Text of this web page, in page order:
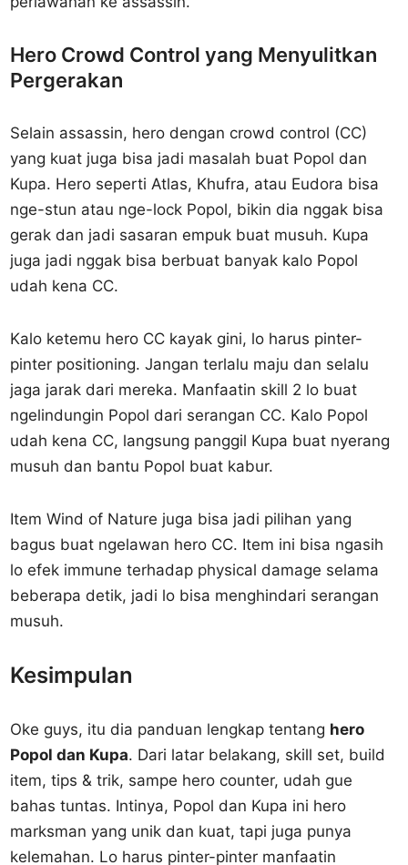
Hero Crowd Control yang Menyulitkan
Pergerakan
Selain assassin, hero dengan crowd control (CC)
yang kuat juga bisa jadi masalah buat Popol dan
Kupa. Hero seperti Atlas, Khufra, atau Eudora bisa
nge-stun atau nge-lock Popol, bikin dia nggak bisa
gerak dan jadi sasaran empuk buat musuh. Kupa
juga jadi nggak bisa berbuat banyak kalo Popol
udah kena CC.
Kalo ketemu hero CC kayak gini, lo harus pinter-
pinter positioning. Jangan terlalu maju dan selalu
jaga jarak dari mereka. Manfaatin skill 2 lo buat
ngelindungin Popol dari serangan CC. Kalo Popol
udah kena CC, langsung panggil Kupa buat nyerang
musuh dan bantu Popol buat kabur.
Item Wind of Nature juga bisa jadi pilihan yang
bagus buat ngelawan hero CC. Item ini bisa ngasih
lo efek immune terhadap physical damage selama
beberapa detik, jadi lo bisa menghindari serangan
musuh.
Kesimpulan
Oke guys, itu dia panduan lengkap tentang hero
Popol dan Kupa. Dari latar belakang, skill set, build
item, tips & trik, sampe hero counter, udah gue
bahas tuntas. Intinya, Popol dan Kupa ini hero
marksman yang unik dan kuat, tapi juga punya
kelemahan. Lo harus pinter-pinter manfaatin